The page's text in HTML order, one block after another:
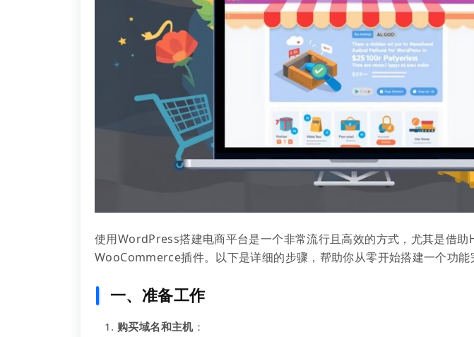
使用WordPress搭建电商平台是一个非常流行且高效的方式，尤其是借助
WooCommerce插件。以下是详细的步骤，帮助你从零开始搭建一个功能
一、准备工作
购买域名和主机：